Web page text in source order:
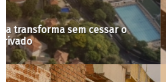
A cidade pós pandemia: entre
e reinvenção do presente